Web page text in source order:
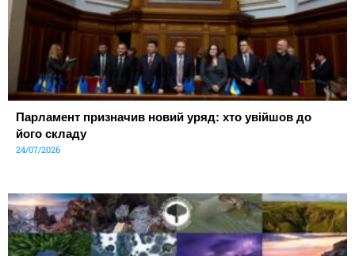
Парламент призначив новий уряд: хто увійшов до
його складу
24/07/2026